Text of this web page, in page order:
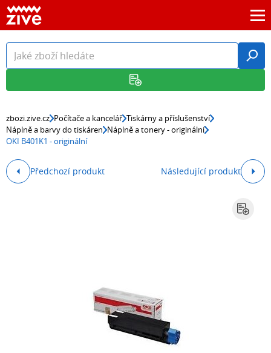
zbozi.zive.cz Počítače a kancelář Tiskárny a příslušenství
Náplně a barvy do tiskáren Náplně a tonery - originální
OKI B401K1 - originální
Předchozí produkt Následující produkt